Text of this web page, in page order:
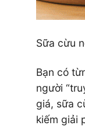
Sữa cừu
Bạn có
người
giá, sữa
kiếm giải